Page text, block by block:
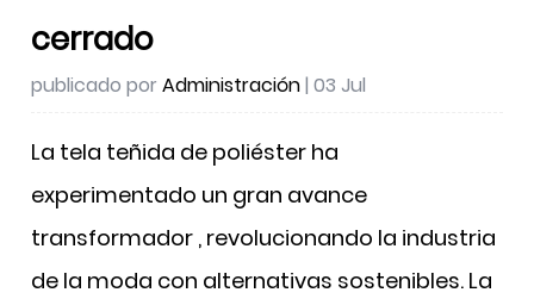
cerrado
publicado porAdministración| 03 Jul
La tela teñida de poliéster ha
experimentado un gran avance
transformador , revolucionando la industria
de la moda con alternativas sostenibles. La